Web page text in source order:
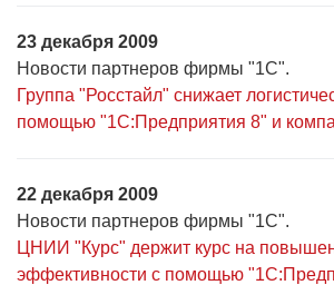
23 декабря 2009
Новости партнеров фирмы "1С".
Группа "Росстайл" снижает
помощью "1С:Предприятия 8" и
22 декабря 2009
Новости партнеров фирмы "1С".
ЦНИИ "Курс" держит курс на
эффективности с помощью